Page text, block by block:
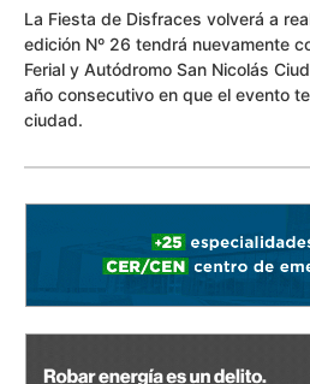
La Fiesta de Disfraces volverá a
edición Nº 26 tendrá nuevamente
Ferial y Autódromo San Nicolás
año consecutivo en que el evento
ciudad.